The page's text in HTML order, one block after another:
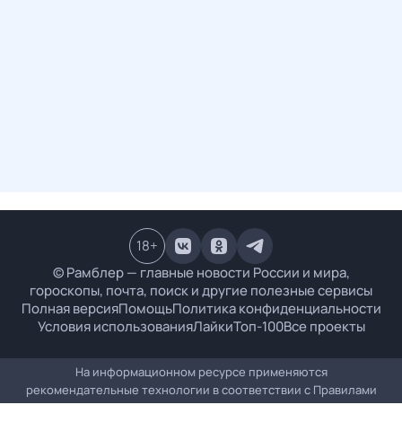
© Рамблер — главные новости России и мира,
гороскопы, почта, поиск и другие полезные сервисы
Полная версияПомощьПолитика конфиденциальности
Условия использованияЛайкиТоп-100Все проекты
18+
На информационном ресурсе применяются
рекомендательные технологии в соответствии с Правилами